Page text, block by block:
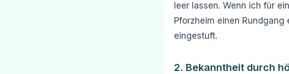
leer lassen. Wenn ich für
Pforzheim einen
eingestuft.
2. Bekanntheit durch